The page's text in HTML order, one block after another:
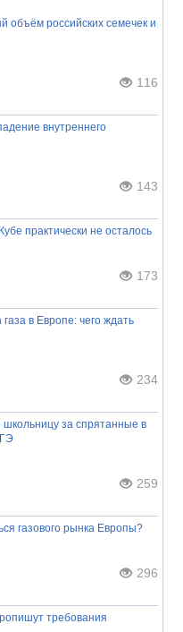
объём российских семечек и
116
внутреннего
143
практически не осталось
173
газа в Европе: чего ждать
234
за спрятанные в
259
газового рынка Европы?
296
требования